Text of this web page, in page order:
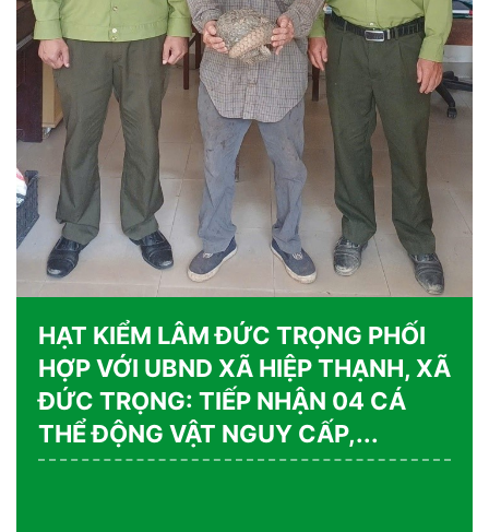
KIỂM LÂM ĐỊA BÀN PHỐI HỢP VỚI
TỔ CÔNG TÁC LIÊN NGÀNH TĂNG
CƯỜNG TUYÊN TRUYỀN, NGĂN
CHẶN VI PHẠM PHÁP LUẬT VỀ...
hưu đối với đồng chí Võ Văn Tâm
“Hạt Kiểm lâm Đức Trọng phối hợp tiếp nhận và bàn giao cá
thể Tê tê Java do người dân tự nguyện giao nộp”.
Chi cục Kiểm lâm tỉnh Lâm Đồng: chuẩn hóa nghiệp vụ để